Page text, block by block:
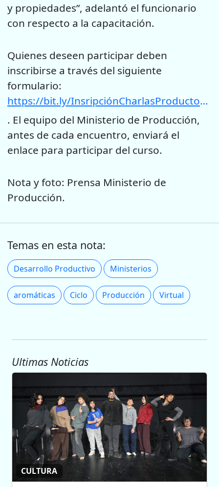
y propiedades”, adelantó el funcionario
con respecto a la capacitación.
Quienes deseen participar deben
inscribirse a través del siguiente
formulario:
https://bit.ly/InsripciónCharlasProductores
. El equipo del Ministerio de Producción,
antes de cada encuentro, enviará el
enlace para participar del curso.
Nota y foto: Prensa Ministerio de
Producción.
Temas en esta nota:
Desarrollo Productivo Ministerios
aromáticas Ciclo Producción Virtual
Ultimas Noticias
CULTURA